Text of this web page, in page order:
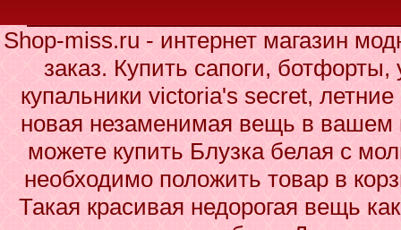
Shop-miss.ru - интернет магазин
заказ. Купить сапоги,
купальники victoria's secret,
новая незаменимая вещь в вашем
можете купить Блузка белая с
необходимо положить товар в
Такая красивая недорогая вещь